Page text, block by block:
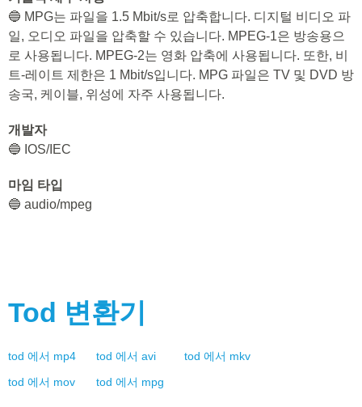
🔵 MPG는 파일을 1.5 Mbit/s로 압축합니다. 디지털 비디오 파
일, 오디오 파일을 압축할 수 있습니다. MPEG-1은 방송용으
로 사용됩니다. MPEG-2는 영화 압축에 사용됩니다. 또한, 비
트-레이트 제한은 1 Mbit/s입니다. MPG 파일은 TV 및 DVD 방
송국, 케이블, 위성에 자주 사용됩니다.
개발자
🔵 IOS/IEC
마임 타입
🔵 audio/mpeg
Tod 변환기
tod 에서 mp4 tod 에서 avi tod 에서 mkv
tod 에서 mov tod 에서 mpg